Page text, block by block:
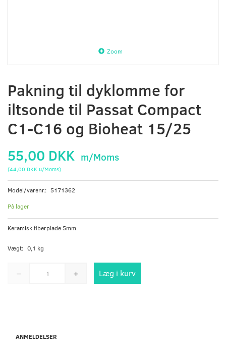
Zoom
Pakning til dyklomme for
iltsonde til Passat Compact
C1-C16 og Bioheat 15/25
55,00 DKK m/Moms
(44,00 DKK u/Moms)
Model/varenr.: 5171362
På lager
Keramisk fiberplade 5mm
Vægt: 0,1 kg
Læg i kurv
ANMELDELSER